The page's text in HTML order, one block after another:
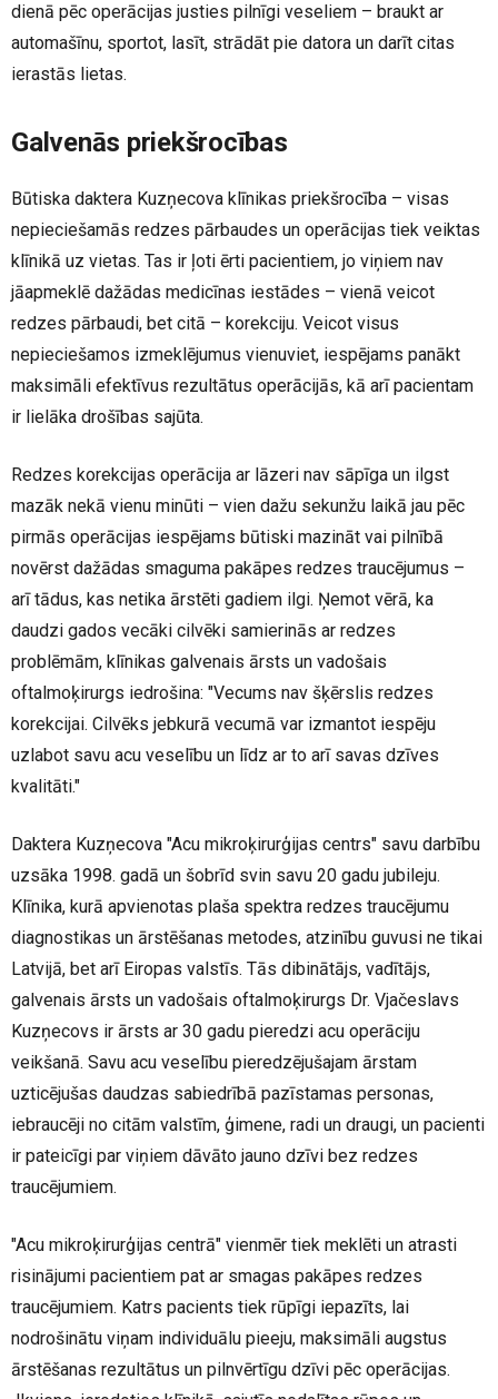
dienā pēc operācijas justies pilnīgi veseliem – braukt ar
automašīnu, sportot, lasīt, strādāt pie datora un darīt citas
ierastās lietas.
Galvenās priekšrocības
Būtiska daktera Kuzņecova klīnikas priekšrocība – visas
nepieciešamās redzes pārbaudes un operācijas tiek veiktas
klīnikā uz vietas. Tas ir ļoti ērti pacientiem, jo viņiem nav
jāapmeklē dažādas medicīnas iestādes – vienā veicot
redzes pārbaudi, bet citā – korekciju. Veicot visus
nepieciešamos izmeklējumus vienuviet, iespējams panākt
maksimāli efektīvus rezultātus operācijās, kā arī pacientam
ir lielāka drošības sajūta.
Redzes korekcijas operācija ar lāzeri nav sāpīga un ilgst
mazāk nekā vienu minūti – vien dažu sekunžu laikā jau pēc
pirmās operācijas iespējams būtiski mazināt vai pilnībā
novērst dažādas smaguma pakāpes redzes traucējumus –
arī tādus, kas netika ārstēti gadiem ilgi. Ņemot vērā, ka
daudzi gados vecāki cilvēki samierinās ar redzes
problēmām, klīnikas galvenais ārsts un vadošais
oftalmoķirurgs iedrošina: "Vecums nav šķērslis redzes
korekcijai. Cilvēks jebkurā vecumā var izmantot iespēju
uzlabot savu acu veselību un līdz ar to arī savas dzīves
kvalitāti."
Daktera Kuzņecova "Acu mikroķirurģijas centrs" savu darbību
uzsāka 1998. gadā un šobrīd svin savu 20 gadu jubileju.
Klīnika, kurā apvienotas plaša spektra redzes traucējumu
diagnostikas un ārstēšanas metodes, atzinību guvusi ne tikai
Latvijā, bet arī Eiropas valstīs. Tās dibinātājs, vadītājs,
galvenais ārsts un vadošais oftalmoķirurgs Dr. Vjačeslavs
Kuzņecovs ir ārsts ar 30 gadu pieredzi acu operāciju
veikšanā. Savu acu veselību pieredzējušajam ārstam
uzticējušas daudzas sabiedrībā pazīstamas personas,
iebraucēji no citām valstīm, ģimene, radi un draugi, un pacienti
ir pateicīgi par viņiem dāvāto jauno dzīvi bez redzes
traucējumiem.
"Acu mikroķirurģijas centrā" vienmēr tiek meklēti un atrasti
risinājumi pacientiem pat ar smagas pakāpes redzes
traucējumiem. Katrs pacients tiek rūpīgi iepazīts, lai
nodrošinātu viņam individuālu pieeju, maksimāli augstus
ārstēšanas rezultātus un pilnvērtīgu dzīvi pēc operācijas.